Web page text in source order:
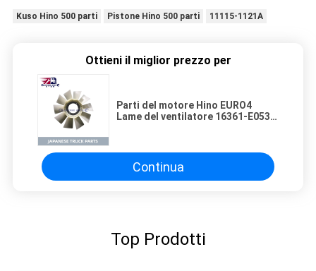
Kuso Hino 500 parti Pistone Hino 500 parti 11115-1121A
Ottieni il miglior prezzo per
Parti del motore Hino EURO4
Lame del ventilatore 16361-E0530
Continua
Top Prodotti